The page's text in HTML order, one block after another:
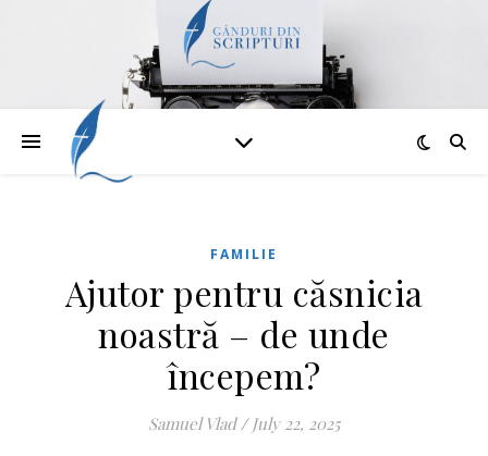
FAMILIE
Ajutor pentru căsnicia
noastră – de unde
începem?
Samuel Vlad / July 22, 2025